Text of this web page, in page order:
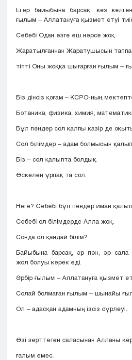
Егер байыбына барсақ, кез
ғылым – Аллатануға қызмет етуі
Себебі Одан өзге еш нәрсе жоқ.
Жаратылғаннан Жаратушысын
тіпті Оны жоққа шығарған ғылым –
Біз дінсіз қоғам – КСРО-ның
Ботаника, физика, химия, математика,
Бұл пәндер сол қалпы қазір де
Сол білімдер – адам болмысын
Біз – сол қалыпта болдық.
Өскелең ұрпақ та сол.
Неге? Себебі бұл пәндер иман
Себебі ол білімдерде Алла жоқ.
Сонда ол қандай білім?
Байыбына барсақ, әр пән, әр
жол болуы керек еді.
Әрбір ғылым – Аллатануға қызмет
Солай болмаған ғылым – шынайы
Ол – адасқан адамның ізсіз сүрлеуі.
Өзі зерттеген саласынан Алланы
ғалым емес.